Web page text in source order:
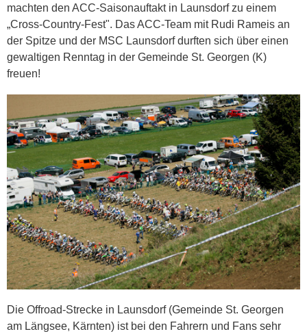
machten den ACC-Saisonauftakt in Launsdorf zu einem
„Cross-Country-Fest". Das ACC-Team mit Rudi Rameis an
der Spitze und der MSC Launsdorf durften sich über einen
gewaltigen Renntag in der Gemeinde St. Georgen (K)
freuen!
Die Offroad-Strecke in Launsdorf (Gemeinde St. Georgen
am Längsee, Kärnten) ist bei den Fahrern und Fans sehr